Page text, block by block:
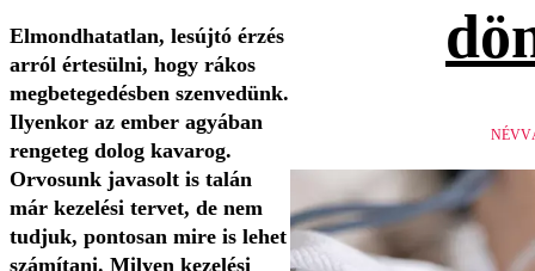
Elmondhatatlan, lesújtó érzés
arról értesülni, hogy rákos
megbetegedésben szenvedünk.
Ilyenkor az ember agyában
rengeteg dolog kavarog.
Orvosunk javasolt is talán
már kezelési tervet, de nem
tudjuk, pontosan mire is lehet
számítani. Milyen kezelési